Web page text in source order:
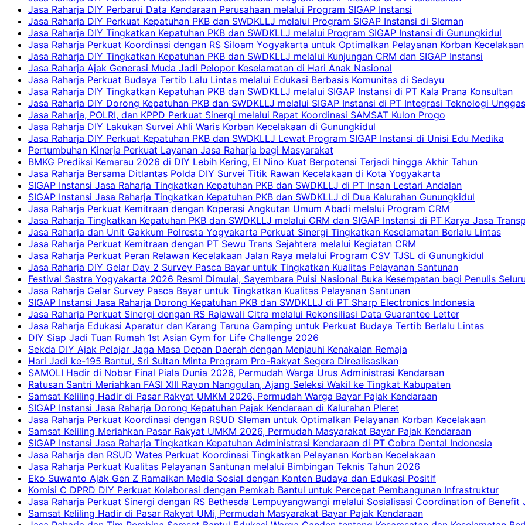
Jasa Raharja DIY Perbarui Data Kendaraan Perusahaan melalui Program SIGAP Instansi
Jasa Raharja DIY Perkuat Kepatuhan PKB dan SWDKLLJ melalui Program SIGAP Instansi di Sleman
Jasa Raharja DIY Tingkatkan Kepatuhan PKB dan SWDKLLJ melalui Program SIGAP Instansi di Gunungkidul
Jasa Raharja Perkuat Koordinasi dengan RS Siloam Yogyakarta untuk Optimalkan Pelayanan Korban Kecelakaan
Jasa Raharja DIY Tingkatkan Kepatuhan PKB dan SWDKLLJ melalui Kunjungan CRM dan SIGAP Instansi
Jasa Raharja Ajak Generasi Muda Jadi Pelopor Keselamatan di Hari Anak Nasional
Jasa Raharja Perkuat Budaya Tertib Lalu Lintas melalui Edukasi Berbasis Komunitas di Sedayu
Jasa Raharja DIY Tingkatkan Kepatuhan PKB dan SWDKLLJ melalui SIGAP Instansi di PT Kala Prana Konsultan
Jasa Raharja DIY Dorong Kepatuhan PKB dan SWDKLLJ melalui SIGAP Instansi di PT Integrasi Teknologi Unggas
Jasa Raharja, POLRI, dan KPPD Perkuat Sinergi melalui Rapat Koordinasi SAMSAT Kulon Progo
Jasa Raharja DIY Lakukan Survei Ahli Waris Korban Kecelakaan di Gunungkidul
Jasa Raharja DIY Perkuat Kepatuhan PKB dan SWDKLLJ Lewat Program SIGAP Instansi di Unisi Edu Medika
Pertumbuhan Kinerja Perkuat Layanan Jasa Raharja bagi Masyarakat
BMKG Prediksi Kemarau 2026 di DIY Lebih Kering, El Nino Kuat Berpotensi Terjadi hingga Akhir Tahun
Jasa Raharja Bersama Ditlantas Polda DIY Survei Titik Rawan Kecelakaan di Kota Yogyakarta
SIGAP Instansi Jasa Raharja Tingkatkan Kepatuhan PKB dan SWDKLLJ di PT Insan Lestari Andalan
SIGAP Instansi Jasa Raharja Tingkatkan Kepatuhan PKB dan SWDKLLJ di Dua Kalurahan Gunungkidul
Jasa Raharja Perkuat Kemitraan dengan Koperasi Angkutan Umum Abadi melalui Program CRM
Jasa Raharja Tingkatkan Kepatuhan PKB dan SWDKLLJ melalui CRM dan SIGAP Instansi di PT Karya Jasa
Jasa Raharja dan Unit Gakkum Polresta Yogyakarta Perkuat Sinergi Tingkatkan Keselamatan Berlalu Lintas
Jasa Raharja Perkuat Kemitraan dengan PT Sewu Trans Sejahtera melalui Kegiatan CRM
Jasa Raharja Perkuat Peran Relawan Kecelakaan Jalan Raya melalui Program CSV TJSL di Gunungkidul
Jasa Raharja DIY Gelar Day 2 Survey Pasca Bayar untuk Tingkatkan Kualitas Pelayanan Santunan
Festival Sastra Yogyakarta 2026 Resmi Dimulai, Sayembara Puisi Nasional Buka Kesempatan bagi Penulis
Jasa Raharja Gelar Survey Pasca Bayar untuk Tingkatkan Kualitas Pelayanan Santunan
SIGAP Instansi Jasa Raharja Dorong Kepatuhan PKB dan SWDKLLJ di PT Sharp Electronics Indonesia
Jasa Raharja Perkuat Sinergi dengan RS Rajawali Citra melalui Rekonsiliasi Data Guarantee Letter
Jasa Raharja Edukasi Aparatur dan Karang Taruna Gamping untuk Perkuat Budaya Tertib Berlalu Lintas
DIY Siap Jadi Tuan Rumah 1st Asian Gym for Life Challenge 2026
Sekda DIY Ajak Pelajar Jaga Masa Depan Daerah dengan Menjauhi Kenakalan Remaja
Hari Jadi ke-195 Bantul, Sri Sultan Minta Program Pro-Rakyat Segera Direalisasikan
SAMOLI Hadir di Nobar Final Piala Dunia 2026, Permudah Warga Urus Administrasi Kendaraan
Ratusan Santri Meriahkan FASI XIII Rayon Nanggulan, Ajang Seleksi Wakil ke Tingkat Kabupaten
Samsat Keliling Hadir di Pasar Rakyat UMKM 2026, Permudah Warga Bayar Pajak Kendaraan
SIGAP Instansi Jasa Raharja Dorong Kepatuhan Pajak Kendaraan di Kalurahan Pleret
Jasa Raharja Perkuat Koordinasi dengan RSUD Sleman untuk Optimalkan Pelayanan Korban Kecelakaan
Samsat Keliling Meriahkan Pasar Rakyat UMKM 2026, Permudah Masyarakat Bayar Pajak Kendaraan
SIGAP Instansi Jasa Raharja Tingkatkan Kepatuhan Administrasi Kendaraan di PT Cobra Dental Indonesia
Jasa Raharja dan RSUD Wates Perkuat Koordinasi Tingkatkan Pelayanan Korban Kecelakaan
Jasa Raharja Perkuat Kualitas Pelayanan Santunan melalui Bimbingan Teknis Tahun 2026
Eko Suwanto Ajak Gen Z Ramaikan Media Sosial dengan Konten Budaya dan Edukasi Positif
Komisi C DPRD DIY Perkuat Kolaborasi dengan Pemkab Bantul untuk Percepat Pembangunan Infrastruktur
Jasa Raharja Perkuat Sinergi dengan RS Bethesda Lempuyangwangi melalui Sosialisasi Coordination of Benefit
Samsat Keliling Hadir di Pasar Rakyat UMi, Permudah Masyarakat Bayar Pajak Kendaraan